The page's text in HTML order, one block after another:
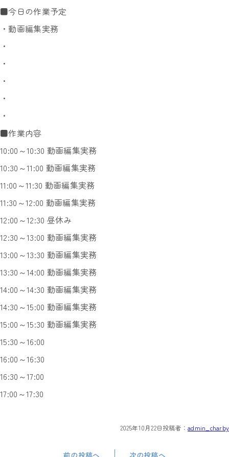
■今日の作業予定
・動画編集実務
・
・
・
・
・
■作業内容
10:00～10:30 動画編集実務
10:30～11:00 動画編集実務
11:00～11:30 動画編集実務
11:30～12:00 動画編集実務
12:00～12:30 昼休み
12:30～13:00 動画編集実務
13:00～13:30 動画編集実務
13:30～14:00 動画編集実務
14:00～14:30 動画編集実務
14:30～15:00 動画編集実務
15:00～15:30 動画編集実務
15:30～16:00
16:00～16:30
16:30～17:00
17:00～17:30
2025年10月22日投稿者：admin_charby
前の投稿へ 次の投稿へ